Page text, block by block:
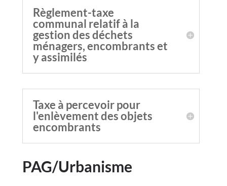
Règlement-taxe
communal relatif à la
gestion des déchets
ménagers, encombrants et
y assimilés
Taxe à percevoir pour
l'enlèvement des objets
encombrants
PAG/Urbanisme